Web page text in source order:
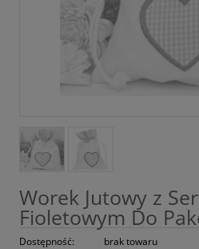
Worek Jutowy z
Fioletowym Do
Dostępność: brak towaru